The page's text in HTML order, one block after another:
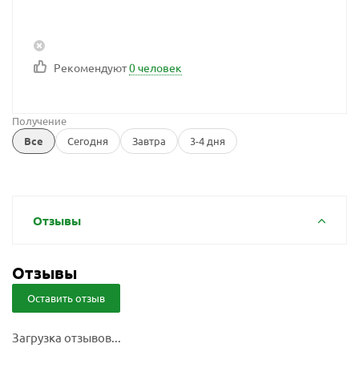
Рекомендуют0 человек
Получение
Все
Сегодня Завтра 3-4 дня
Отзывы
Отзывы
Оставить отзыв
Загрузка отзывов...